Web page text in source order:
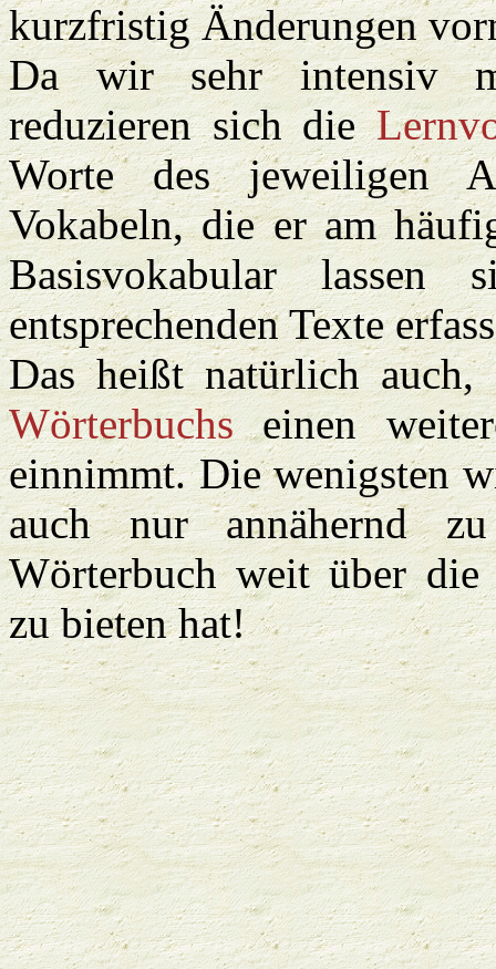
kurzfristig Änderungen
Da wir sehr intensiv
reduzieren sich die
Worte des jeweiligen
Vokabeln, die er am
Basisvokabular
entsprechenden Texte
Das heißt natürlich
Wörterbuchseinen
einnimmt. Die wenigsten
auch nur annähernd
Wörterbuch weit über die
zu bieten hat!